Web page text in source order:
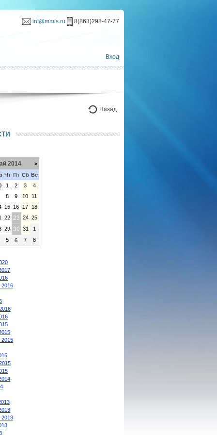
int@mmis.ru 8(863)298-47-77
Вход
Назад
2014
>
Чт Пт Сб Вс
1 2 3
4
8 9 10
11
15 16 17
18
22 23 24 25
29 30 31
1
5 6 7 8
2016
2015
2013